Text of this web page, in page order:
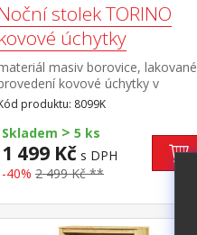
stolek TORINO
úchytky
masiv borovice, lakované
kovové úchytky v
provedení černěná
mosaz 2 zásuvky s kovovými
pojezdy
produktu: 8099K
Skladem > 5 ks
1 499 Kč s DPH
-40% 2 499 Kč **